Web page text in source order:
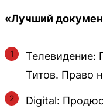
«Лучший
Телевидение:
Титов. Право
Digital: